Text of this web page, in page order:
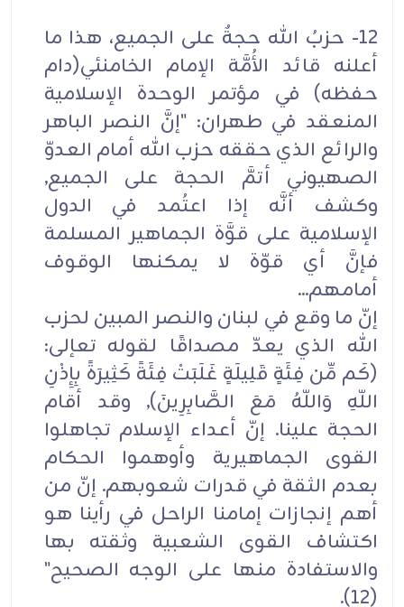
12- حزبُ الله حجةٌ على الجميع، هذا ما
أعلنه قائد الأُمَّة الإمام الخامنئي(دام
حفظه) في مؤتمر الوحدة الإسلامية
المنعقد في طهران: "إنَّ النصر الباهر
والرائع الذي حققه حزب الله أمام العدوّ
الصهيوني أتمَّ الحجة على الجميع,
وكشف أنَّه إذا اعتُمد في الدول
الإسلامية على قوَّة الجماهير المسلمة
فإنَّ أي قوّة لا يمكنها الوقوف
أمامهم...
إنّ ما وقع في لبنان والنصر المبين لحزب
الله الذي يعدّ مصداقًا لقوله تعإلى:
(كَم مِّن فِئَةٍ قَلِيلَةٍ غَلَبَتْ فِئَةً كَثِيرَةً بِإِذْنِ
اللّهِ وَاللّهُ مَعَ الصَّابِرِينَ), وقد أقام
الحجة علينا. إنّ أعداء الإسلام تجاهلوا
القوى الجماهيرية وأوهموا الحكام
بعدم الثقة في قدرات شعوبهم. إنّ من
أهم إنجازات إمامنا الراحل في رأينا هو
اكتشاف القوى الشعبية وثقته بها
والاستفادة منها على الوجه الصحيح"
(12).